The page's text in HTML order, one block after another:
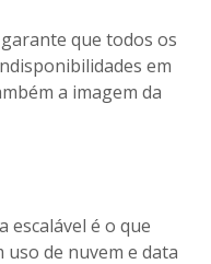
que todos os
em
a imagem da
escalável é o que
de nuvem e data